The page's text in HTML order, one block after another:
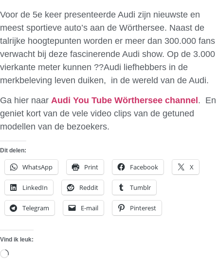
Voor de 5e keer presenteerde Audi zijn nieuwste en
meest sportieve auto’s aan de Wörthersee. Naast de
talrijke hoogtepunten worden er meer dan 300.000 fans
verwacht bij deze fascinerende Audi show. Op de 3.000
vierkante meter kunnen ??Audi liefhebbers in de
merkbeleving leven duiken, in de wereld van de Audi.
Ga hier naar Audi You Tube Wörthersee channel . En
geniet kort van de vele video clips van de getuned
modellen van de bezoekers.
Dit delen:
WhatsApp Print Facebook X
LinkedIn Reddit Tumblr
Telegram E-mail Pinterest
Vind ik leuk:
Aan